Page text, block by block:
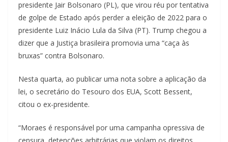
presidente Jair Bolsonaro (PL), que virou réu por tentativa
de golpe de Estado após perder a eleição de 2022 para o
presidente Luiz Inácio Lula da Silva (PT). Trump chegou a
dizer que a Justiça brasileira promovia uma “caça às
bruxas” contra Bolsonaro.
Nesta quarta, ao publicar uma nota sobre a aplicação da
lei, o secretário do Tesouro dos EUA, Scott Bessent,
citou o ex-presidente.
“Moraes é responsável por uma campanha opressiva de
censura, detenções arbitrárias que violam os direitos